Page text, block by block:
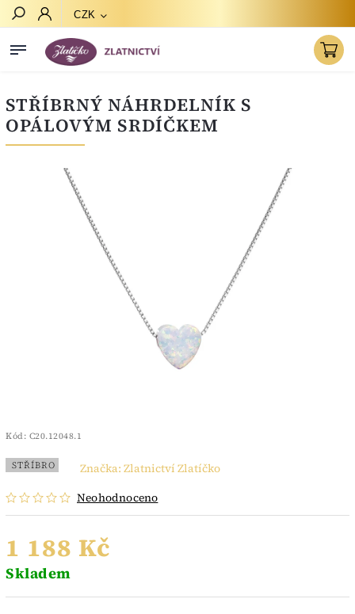
CZK
STŘÍBRNÝ NÁHRDELNÍK S
OPÁLOVÝM SRDÍČKEM
Kód: C20.12048.1
STŘÍBRO
Neohodnoceno
Značka: Zlatnictví Zlatíčko
1 188 Kč
Skladem